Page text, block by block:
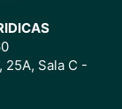
25A, Sala C -